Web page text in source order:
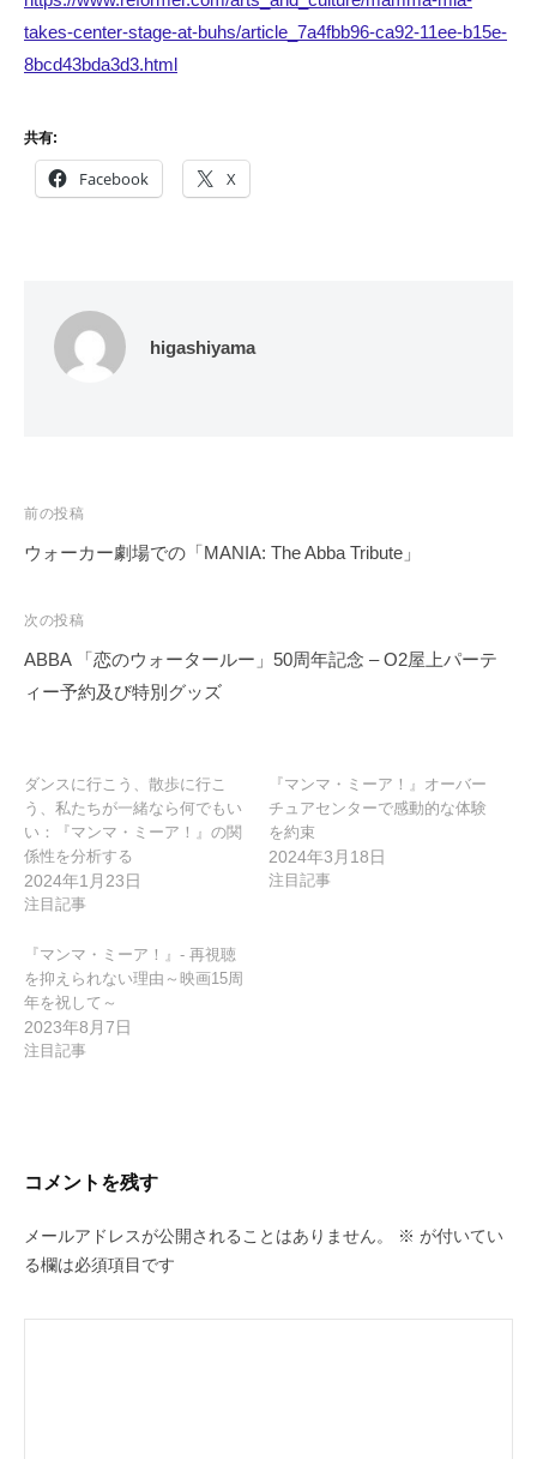
takes-center-stage-at-buhs/article_7a4fbb96-ca92-11ee-b15e-
8bcd43bda3d3.html
共有:
Facebook X
higashiyama
投
稿
ビ
ゲ
ー
ン
前の投稿
ウォーカー劇場での「MANIA: The Abba Tribute」
次の投稿
ABBA 「恋のウォータールー」50周年記念 – O2屋上パーテ
ィー予約及び特別グッズ
ダンスに行こう、散歩に行こ
う、私たちが一緒なら何でもい
い：『マンマ・ミーア！』の関
係性を分析する
2024年1月23日
注目記事
『マンマ・ミーア！』オーバー
チュアセンターで感動的な体験
を約束
2024年3月18日
注目記事
『マンマ・ミーア！』- 再視聴
を抑えられない理由～映画15周
年を祝して～
2023年8月7日
注目記事
コメントを残す
メールアドレスが公開されることはありません。 ※ が付いてい
る欄は必須項目です